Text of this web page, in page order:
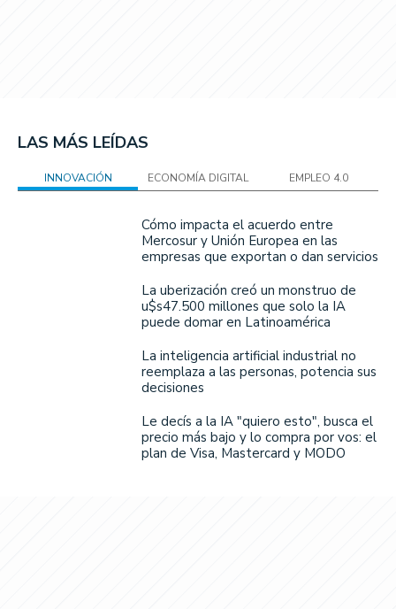
LAS MÁS LEÍDAS
INNOVACIÓN ECONOMÍA DIGITAL EMPLEO 4.0
Cómo impacta el acuerdo entre
Mercosur y Unión Europea en las
empresas que exportan o dan servicios
La uberización creó un monstruo de
u$s47.500 millones que solo la IA
puede domar en Latinoamérica
La inteligencia artificial industrial no
reemplaza a las personas, potencia sus
decisiones
Le decís a la IA "quiero esto", busca el
precio más bajo y lo compra por vos: el
plan de Visa, Mastercard y MODO